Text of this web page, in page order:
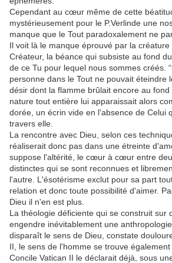
Cependant au cœur même de cette
mystérieusement pour le P.Verlinde une
manque que le Tout paradoxalement ne
Il voit là le manque éprouvé par la
Créateur, la béance qui subsiste au fond
de ce Tu pour lequel nous sommes créés.
personne dans le Tout ne pouvait éteindre
désir dont la flamme brûlait encore au fond
nature tout entière lui apparaissait alors
dorée, un écrin vide en l'absence de Celui
travers elle.
La rencontre avec Dieu, selon ces
réaliserait donc pas dans une étreinte
suppose l'altérité, le cœur à cœur entre
distinctes qui se sont reconnues et
l'autre. L'ésotérisme exclut pour sa part
relation et donc toute possibilité d'aimer.
Dieu il n'en est plus.
La théologie déficiente qui se construit sur
engendre inévitablement une
disparaît le sens de Dieu, constate
II, le sens de l'homme se trouve
Concile Vatican II le déclarait déjà, sous